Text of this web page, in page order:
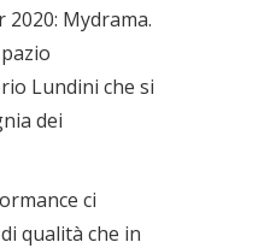
2020: Mydrama.
Lundini che si
dei
ci
qualità che in